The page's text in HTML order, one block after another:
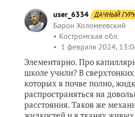
user_6334 ДАЧНЫЙ ГУРУ
Барон Холомеевский
Костромская обл.
1 февраля 2024,
Элементарно. Про
школе учили? В
которых в почве полно,
распространяться на
расстояния. Таков же